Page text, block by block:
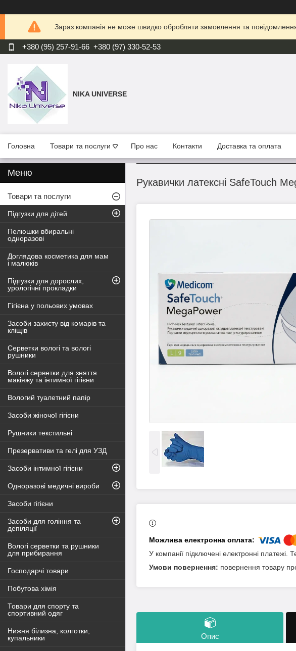
Зараз компанія не може швидко обробляти замовлення та
+380 (95) 257-91-66 +380 (97) 330-52-53
NIKA UNIVERSE
Головна Товари та послуги Про нас Контакти Доставка та оплата
Рукавички латексні SafeTouch
У компанії підключені електронні
повернення товару
Опис
Товари та послуги
Підгузки для дітей
Пелюшки вбиральні
одноразові
Доглядова косметика для мам
і малюків
Підгузки для дорослих,
урологічні прокладки
Гігієна у польових умовах
Засоби захисту від комарів та
кліщів
Серветки вологі та вологі
рушники
Вологі серветки для зняття
макіяжу та інтимної гігієни
Вологий туалетний папір
Засоби жіночої гігієни
Рушники текстильні
Презервативи та гелі для УЗД
Засоби інтимної гігієни
Одноразові медичні вироби
Засоби гігієни
Засоби для гоління та
депіляції
Вологі серветки та рушники
для прибирання
Господарчі товари
Побутова хімія
Товари для спорту та
спортивний одяг
Нижня білизна, колготки,
купальники